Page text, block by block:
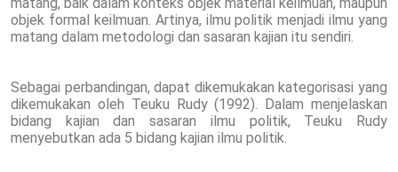
objek formal keilmuan. Artinya, ilmu politik menjadi ilmu yang
matang dalam metodologi dan sasaran kajian itu sendiri.
Sebagai perbandingan, dapat dikemukakan kategorisasi yang
dikemukakan oleh Teuku Rudy (1992). Dalam menjelaskan
bidang kajian dan sasaran ilmu politik, Teuku Rudy
menyebutkan ada 5 bidang kajian ilmu politik.